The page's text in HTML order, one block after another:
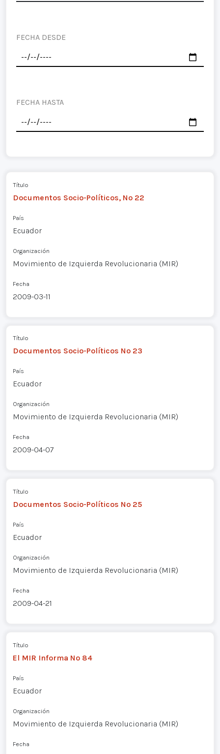
FECHA DESDE
FECHA HASTA
Título
Documentos Socio-Políticos, Nº 22
País
Ecuador
Organización
Movimiento de Izquierda Revolucionaria (MIR)
Fecha
2009-03-11
Título
Documentos Socio-Políticos Nº 23
País
Ecuador
Organización
Movimiento de Izquierda Revolucionaria (MIR)
Fecha
2009-04-07
Título
Documentos Socio-Políticos Nº 25
País
Ecuador
Organización
Movimiento de Izquierda Revolucionaria (MIR)
Fecha
2009-04-21
Título
El MIR Informa Nº 84
País
Ecuador
Organización
Movimiento de Izquierda Revolucionaria (MIR)
Fecha